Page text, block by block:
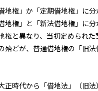
権」か「定期借地権」に分
権」と「新法借地権」に分
権と異なり、当初定められ
殆どが、普通借地権の「旧
正時代から「借地法」（旧